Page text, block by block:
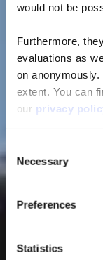
would not be
Furthermore,
evaluations as
on
extent. You can
our privacy
Selection
Necessary
Preferences
Statistics